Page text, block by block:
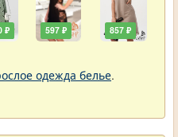
₽ 597 ₽ 857 ₽
одежда белье.